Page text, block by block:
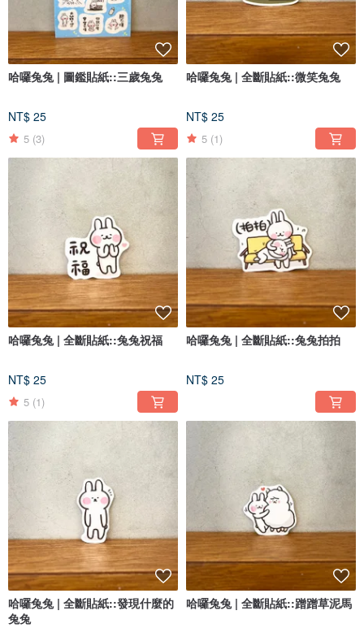
哈囉兔兔 | 圖鑑貼紙::三歲兔兔
NT$ 25
5 (3)
哈囉兔兔 | 全斷貼紙::微笑兔兔
NT$ 25
5 (1)
哈囉兔兔 | 全斷貼紙::兔兔祝福
NT$ 25
5 (1)
哈囉兔兔 | 全斷貼紙::兔兔拍拍
NT$ 25
哈囉兔兔 | 全斷貼紙::發現什麼的
兔兔
哈囉兔兔 | 全斷貼紙::蹭蹭草泥馬